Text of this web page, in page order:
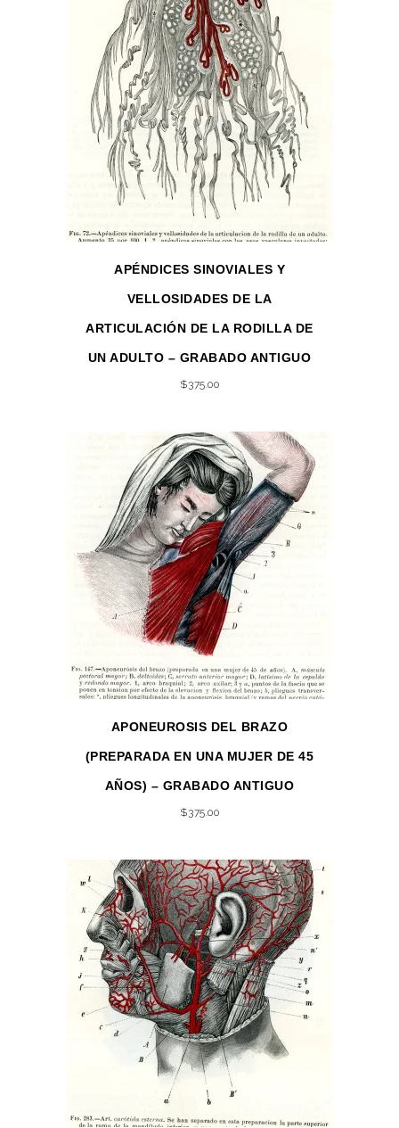
APÉNDICES SINOVIALES Y
VELLOSIDADES DE LA
ARTICULACIÓN DE LA RODILLA DE
UN ADULTO – GRABADO ANTIGUO
$375.00
APONEUROSIS DEL BRAZO
(PREPARADA EN UNA MUJER DE 45
AÑOS) – GRABADO ANTIGUO
$375.00